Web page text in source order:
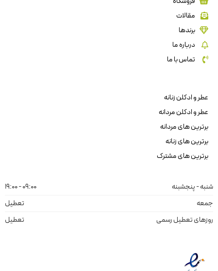
مقالات
برندها
درباره ما
تماس با ما
عطر و ادکلن زنانه
عطر و ادکلن مردانه
برترین های مردانه
برترین های زنانه
برترین های مشترک
شنبه - پنجشبنه
09:00 - 19:00
جمعه
تعطیل
روزهای تعطیل رسمی
تعطیل